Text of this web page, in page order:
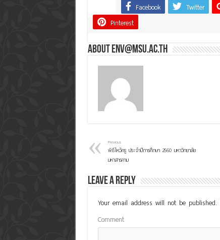
Facebook Twitter
Pinterest
About env@msu.ac.th
Previous
พิธีไหว้ครู ประจำปีการศึกษา 2560 มหาวิทยาลัย
มหาสารคาม
Leave a Reply
Your email address will not be published.
Comment